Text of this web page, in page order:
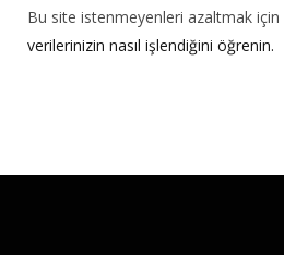
Bu site istenmeyenleri azaltmak için
verilerinizin nasıl işlendiğini öğrenin.